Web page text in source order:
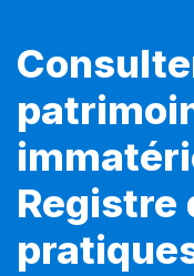
Registre